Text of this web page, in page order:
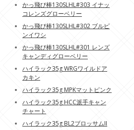
かっ飛び棒130SLHL#303 イナッ
コレンズグローベリー
かっ飛び棒130SLHL#302 ブルピ
ンイワシ
かっ飛び棒130SLHL#301 レンズ
キャンディグローベリー
ハイラック35g WRGワイルドア
カキン
ハイラック35g MPKマットピンク
ハイラック35g HCC派手キャン
チャート
ハイラック35g BL2ブロッサムII